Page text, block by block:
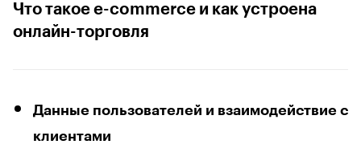
Что такое e-commerce и как устроена
онлайн-торговля
Данные пользователей и взаимодействие с
клиентами